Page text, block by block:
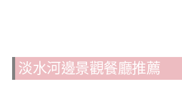
淡水河邊景觀餐廳推薦